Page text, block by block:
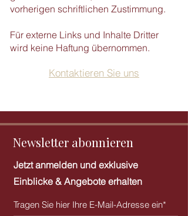
vorherigen schriftlichen Zustimmung.
Für externe Links und Inhalte Dritter
wird keine Haftung übernommen.
Kontaktieren Sie uns
Newsletter abonnieren
Jetzt anmelden und exklusive
Einblicke & Angebote erhalten